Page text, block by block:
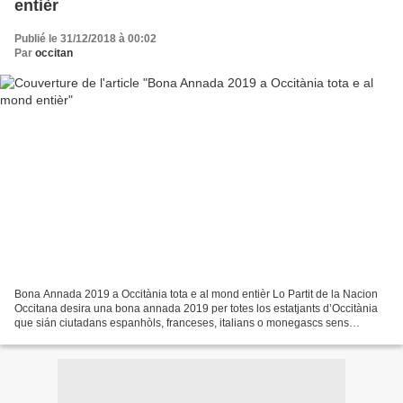
entièr
Publié le 31/12/2018 à 00:02
Par occitan
Bona Annada 2019 a Occitània tota e al mond entièr Lo Partit de la Nacion
Occitana desira una bona annada 2019 per totes los estatjants d’Occitània
que sián ciutadans espanhòls, franceses, italians o monegascs sens